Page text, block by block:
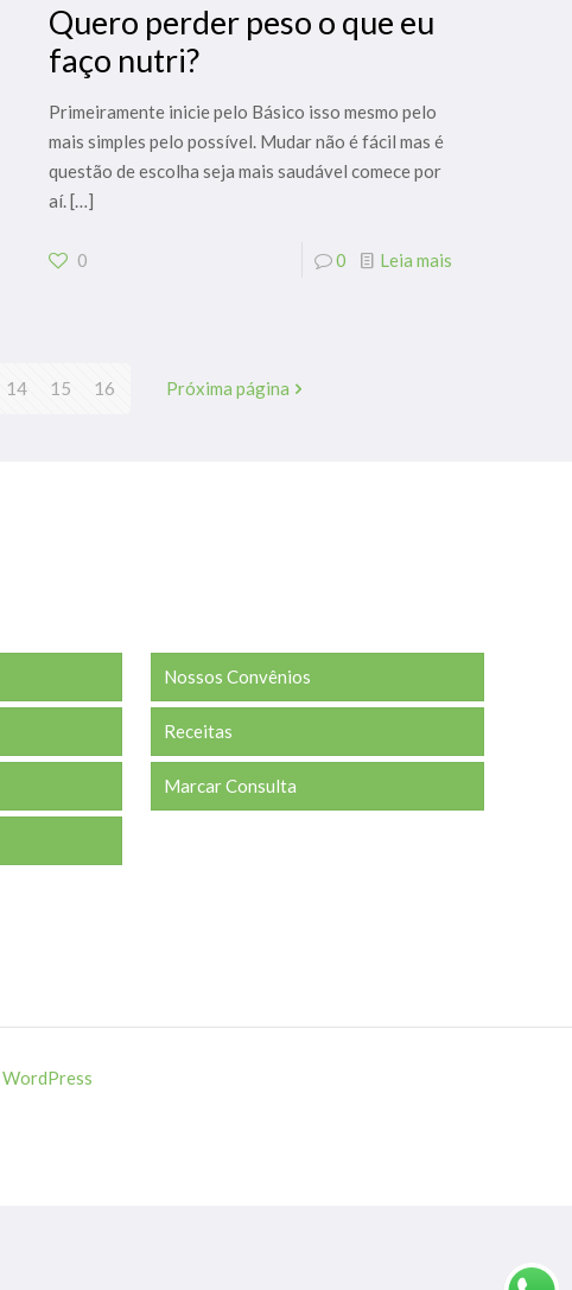
Quero perder peso o que eu
faço nutri?
Primeiramente inicie pelo Básico isso mesmo pelo
mais simples pelo possível. Mudar não é fácil mas é
questão de escolha seja mais saudável comece por
aí.[…]
0 0 Leia mais
14 15 16 Próxima página
Nossos Convênios
Receitas
Marcar Consulta
WordPress